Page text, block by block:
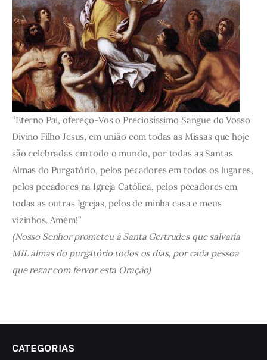
“Eterno Pai, ofereço-Vos o Preciosíssimo Sangue do Vosso
Divino Filho Jesus, em união com todas as Missas que hoje
são celebradas em todo o mundo, por todas as Santas
Almas do Purgatório, pelos pecadores em todos os lugares,
pelos pecadores na Igreja Católica, pelos pecadores em
todas as outras Igrejas, pelos de minha casa e meus
vizinhos. Amém!”
(Nosso Senhor prometeu à Santa Gertrudes que salvaria
MIL almas do purgatório todos os dias, por cada pessoa
que rezar com fervor esta Oração)
CATEGORIAS